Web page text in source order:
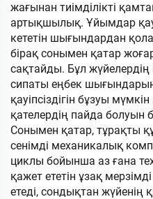
жағынан тиімділікті
артықшылық. Ұйымдар
кететін шығындардан
бірақ сонымен қатар
сақтайды. Бұл
сипаты еңбек
қауіпсіздігін бұзуы
қателердің пайда болуын
Сонымен қатар, тұрақты
сенімді механикалық
циклы бойынша аз ғана
қажет ететін ұзақ
етеді, сондықтан жүйенің